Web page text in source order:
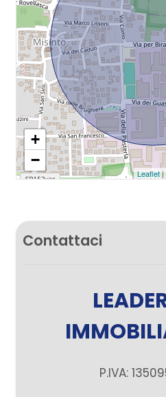
+
−
Leaflet|
Contattaci
P.IVA: